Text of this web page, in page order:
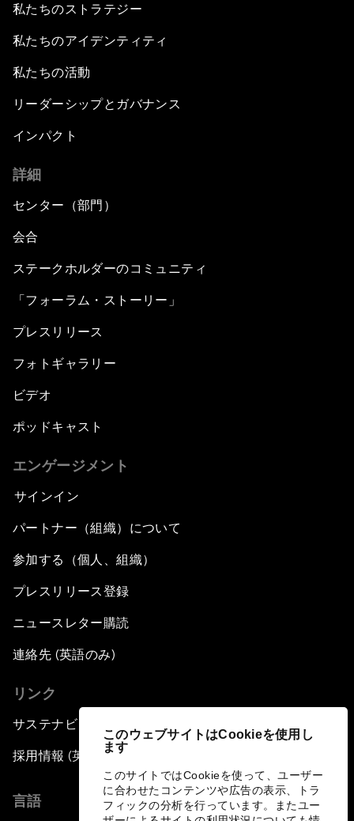
このウェブサイトはCookieを使用し
ます
このサイトではCookieを使って、ユーザー
に合わせたコンテンツや広告の表示、トラ
フィックの分析を行っています。またユー
私たちのストラテジー
私たちのアイデンティティ
私たちの活動
リーダーシップとガバナンス
インパクト
詳細
センター（部門）
会合
ステークホルダーのコミュニティ
「フォーラム・ストーリー」
プレスリリース
フォトギャラリー
ビデオ
ポッドキャスト
エンゲージメント
サインイン
パートナー（組織）について
参加する（個人、組織）
プレスリリース登録
ニュースレター購読
連絡先 (英語のみ)
リンク
サステナビリティへの取り組み
採用情報 (英語のみ)
言語